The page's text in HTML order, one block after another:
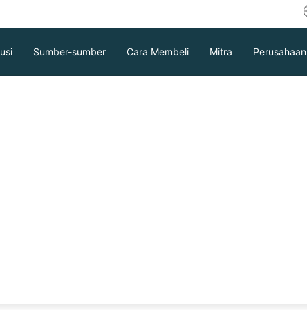
Sumber-sumber Cara Membeli Mitra Perusahaan